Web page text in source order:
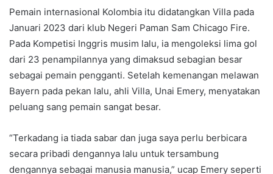
Pemain internasional Kolombia itu didatangkan Villa pada
Januari 2023 dari klub Negeri Paman Sam Chicago Fire.
Pada Kompetisi Inggris musim lalu, ia mengoleksi lima gol
dari 23 penampilannya yang dimaksud sebagian besar
sebagai pemain pengganti. Setelah kemenangan melawan
Bayern pada pekan lalu, ahli Villa, Unai Emery, menyatakan
peluang sang pemain sangat besar.
“Terkadang ia tiada sabar dan juga saya perlu berbicara
secara pribadi dengannya lalu untuk tersambung
dengannya sebagai manusia manusia,” ucap Emery seperti